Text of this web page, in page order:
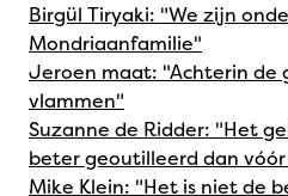
Birgül Tiryaki: "We zijn
Mondriaanfamilie"
Jeroen maat: "Achterin de
vlammen"
Suzanne de Ridder: "Het
beter geoutilleerd dan
Mike Klein: "Het is niet de